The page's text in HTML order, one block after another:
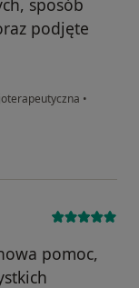
sposób
podjęte
•
pomoc,